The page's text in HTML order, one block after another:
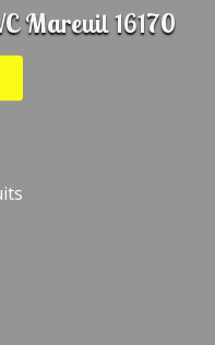
Mareuil 16170